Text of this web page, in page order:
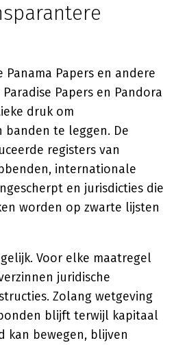
Panama Papers en andere
Papers en Pandora
druk om
banden te leggen. De
registers van
internationale
en jurisdicties die
worden op zwarte lijsten
Voor elke maatregel
juridische
Zolang wetgeving
blijft terwijl kapitaal
kan bewegen, blijven